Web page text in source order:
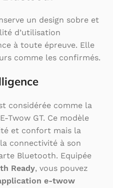
un design sobre et
d’utilisation
à toute épreuve. Elle
comme les confirmés.
considérée comme la
Twow GT. Ce modèle
et confort mais la
connectivité à son
Bluetooth. Equipée
Ready, vous pouvez
e-twow